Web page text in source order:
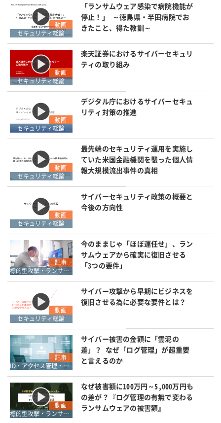
動画
セキュリティ総論
「ランサムウェア感染で病院機能が
停止！」 ～徳島県・半田病院でお
きたこと、得た教訓～
動画
セキュリティ総論
楽天証券におけるサイバーセキュリ
ティの取り組み
動画
セキュリティ総論
デジタル庁におけるサイバーセキュ
リティ対策の推進
動画
セキュリティ総論
最先端のセキュリティ運用を実施し
ていた米国金融機関を襲った個人情
報大規模流出事件の真相
動画
セキュリティ総論
サイバーセキュリティ政策の概要と
今後の方向性
記事
標的型攻撃・ランサムウェア対策
今のままじゃ「ほぼ運任せ」、ラン
サムウェアから確実に復旧させる
「3つの要件」
動画
セキュリティ総論
サイバー攻撃から早期にビジネスを
復旧させる為に必要な要件とは？
記事
ID・アクセス管理・認証
サイバー被害の金額に「雲泥の
差」？ なぜ「ログ管理」が超重要
と言えるのか
動画
標的型攻撃・ランサムウェア対策
なぜ被害額に100万円～5,000万円も
の差が？『ログ管理の有無で変わる
ランサムウェアの被害額』